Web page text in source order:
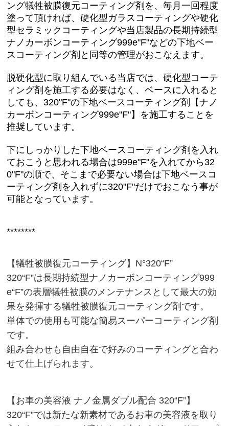
バフ[ウール・ウレタン]
MFスポンジ＆手がけバフ・他
純水
容器＆スプレー
西ケミステッカー
コットンバッグ
ング犠牲被膜復元コーティング剤を、毎月一回程度
塗って頂ければ、硬化型ガラスコーティングや硬化
型セラミックコーティングや当店製品の長期持続型
ナノカーボンコーティング999e"F"などの下地ベー
スコーティング剤と同等の管理がおこなえます。
脱硬化型に取り組んでいる当店では、硬化型コーテ
ィング剤を施工する必要はなく、ベースに入れると
しても、320"F"の下地ベースコーティング剤【ナノ
カーボンコーティング999e"F"】を施工することを
推奨しています。
下にしっかりした下地ベースコーティング剤を入れ
ておこうと思われる場合は999e"F"を入れてから32
0"F"の順で、そこまで必要ない場合は下地ベースコ
ーティング剤を入れずに320"F"だけでおこなう事が
可能となっています。
********
【犠牲被膜復元コーティング】N°320“F”
320“F”は長期持続型ナノカーボンコーティング999
e“F”の表層犠牲被膜のメンテナンスとして最大の効
果を発揮する犠牲被膜復元コーティング剤です。
単体での使用も可能な簡易スーパーコーティング剤
です。
組み合わせも自由自在で好みのコーティングと合わ
せて仕上げられます。
【お車の美容液 ナノ金属ダブル配合 320“F”】
320“F”では新たな新素材であるお車の美容液を取り